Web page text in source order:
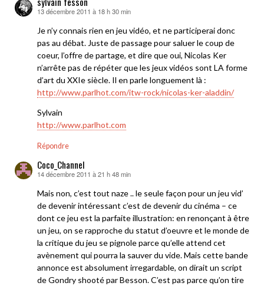
dit :
13 décembre 2011 à 18 h 30 min
Je n’y connais rien en jeu vidéo, et ne participerai donc
pas au débat. Juste de passage pour saluer le coup de
coeur, l’offre de partage, et dire que oui, Nicolas Ker
n’arrête pas de répéter que les jeux vidéos sont LA forme
d’art du XXIe siècle. Il en parle longuement là :
http://www.parlhot.com/itw-rock/nicolas-ker-aladdin/
Sylvain
http://www.parlhot.com
Répondre
Coco_Channel
dit :
14 décembre 2011 à 21 h 48 min
Mais non, c’est tout naze .. le seule façon pour un jeu vid’
de devenir intéressant c’est de devenir du cinéma – ce
dont ce jeu est la parfaite illustration: en renonçant à être
un jeu, on se rapproche du statut d’oeuvre et le monde de
la critique du jeu se pignole parce qu’elle attend cet
avènement qui pourra la sauver du vide. Mais cette bande
annonce est absolument irregardable, on dirait un script
de Gondry shooté par Besson. C’est pas parce qu’on tire